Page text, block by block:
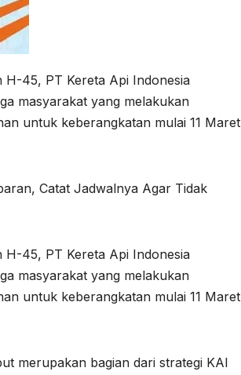
H-45, PT Kereta Api Indonesia
masyarakat yang melakukan
untuk keberangkatan mulai 11 Maret
Catat Jadwalnya Agar Tidak
H-45, PT Kereta Api Indonesia
masyarakat yang melakukan
untuk keberangkatan mulai 11 Maret
merupakan bagian dari strategi KAI